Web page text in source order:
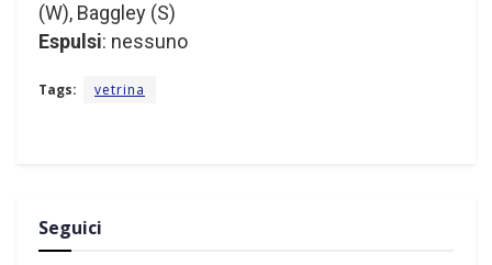
(W), Baggley (S)
Espulsi: nessuno
Tags: vetrina
Seguici